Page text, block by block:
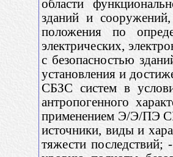
области
зданий и
положения по
электрических,
с безопасностью
установления и
СБЗС систем в
антропогенного
применением Э/Э/ПЭ
источники, виды и
тяжести последствий;